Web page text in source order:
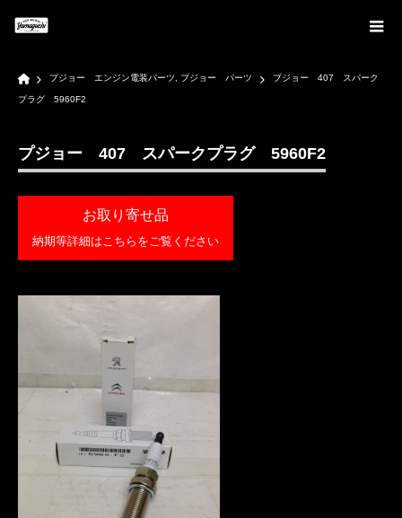
Home
プジョー エンジン電装パーツ プジョー パーツ プジョー 407 スパーク
プラグ 5960F2
プジョー 407 スパークプラグ 5960F2
お取り寄せ品
納期等詳細はこちらをご覧ください